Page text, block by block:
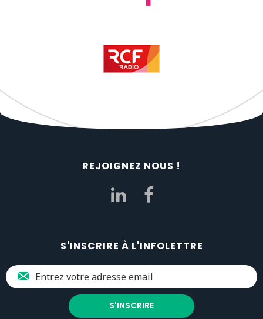
REJOIGNEZ NOUS !
S'INSCRIRE À L'INFOLETTRE